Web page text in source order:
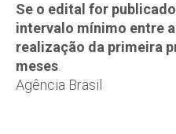
Se o edital for
intervalo mínimo entre
realização da primeira
meses
Agência Brasil